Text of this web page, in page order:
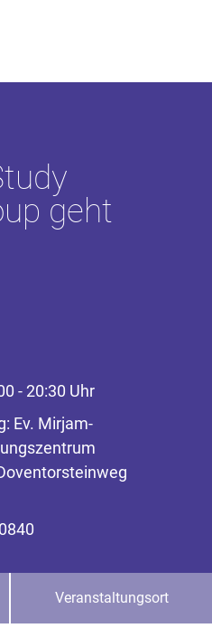
geht
- 20:30 Uhr
Ev. Mirjam-
Veranstaltungsort